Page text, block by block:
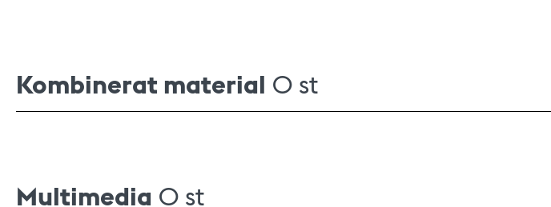
Kombinerat material 0 st
Multimedia 0 st